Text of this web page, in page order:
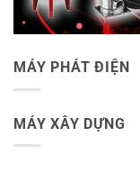
MÁY PHÁT ĐIỆN
MÁY XÂY DỰNG